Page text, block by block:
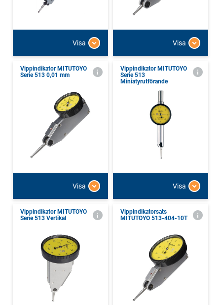
Visa Visa
Vippindikator MITUTOYO
Serie 513 0,01 mm
Visa
Vippindikator MITUTOYO
Serie 513
Miniatyrutförande
Visa
Vippindikator MITUTOYO
Serie 513 Vertikal
Vippindikatorsats
MITUTOYO 513-404-10T